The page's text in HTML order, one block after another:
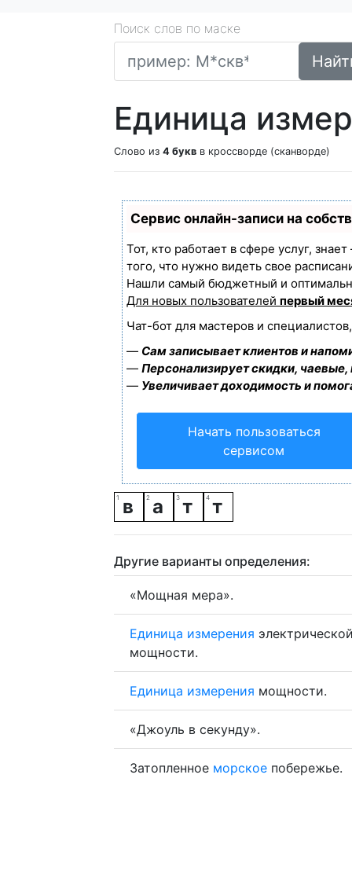
Поиск слов по маске
Единица
Слово из 4 букв в кроссворде (сканворде)
Сервис онлайн-записи на
Тот, кто работает в сфере услуг,
того, что нужно видеть свое
Нашли самый бюджетный и
Для новых пользователей первый
Чат-бот для мастеров и
— Сам записывает клиентов и
— Персонализирует скидки,
— Увеличивает доходимость и
Начать пользоваться
сервисом
в а т т
Другие варианты определения:
«Мощная мера».
Единица измерения
мощности.
Единица измерения мощности.
«Джоуль в секунду».
Затопленное морское побережье.